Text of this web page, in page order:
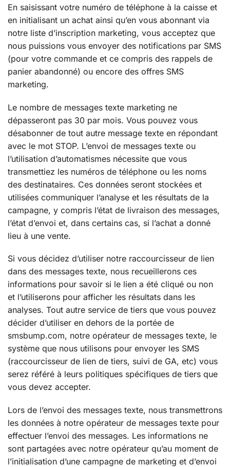
En saisissant votre numéro de téléphone à la caisse et
en initialisant un achat ainsi qu’en vous abonnant via
notre liste d’inscription marketing, vous acceptez que
nous puissions vous envoyer des notifications par SMS
(pour votre commande et ce compris des rappels de
panier abandonné) ou encore des offres SMS
marketing.
Le nombre de messages texte marketing ne
dépasseront pas 30 par mois. Vous pouvez vous
désabonner de tout autre message texte en répondant
avec le mot STOP. L’envoi de messages texte ou
l’utilisation d’automatismes nécessite que vous
transmettiez les numéros de téléphone ou les noms
des destinataires. Ces données seront stockées et
utilisées communiquer l’analyse et les résultats de la
campagne, y compris l’état de livraison des messages,
l’état d’envoi et, dans certains cas, si l’achat a donné
lieu à une vente.
Si vous décidez d’utiliser notre raccourcisseur de lien
dans des messages texte, nous recueillerons ces
informations pour savoir si le lien a été cliqué ou non
et l’utiliserons pour afficher les résultats dans les
analyses. Tout autre service de tiers que vous pouvez
décider d’utiliser en dehors de la portée de
smsbump.com, notre opérateur de messages texte, le
système que nous utilisons pour envoyer les SMS
(raccourcisseur de lien de tiers, suivi de GA, etc) vous
serez référé à leurs politiques spécifiques de tiers que
vous devez accepter.
Lors de l’envoi des messages texte, nous transmettrons
les données à notre opérateur de messages texte pour
effectuer l’envoi des messages. Les informations ne
sont partagées avec notre opérateur qu’au moment de
l’initialisation d’une campagne de marketing et d’envoi